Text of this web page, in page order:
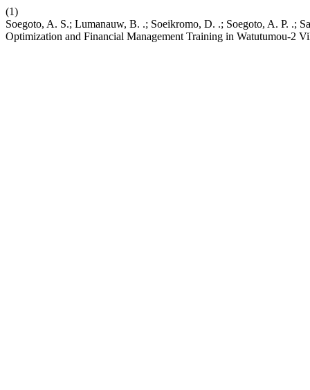
(1)
Soegoto, A. S.; Lumanauw, B. .; Soeikromo, D. .; Soegoto, A. P. .;
Optimization and Financial Management Training in Watutumou-2